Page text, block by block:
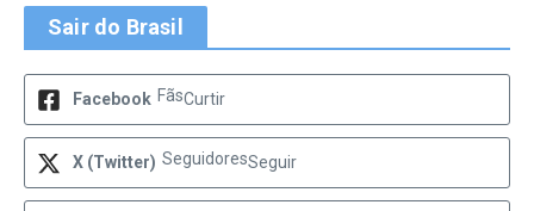
Sair do Brasil
Facebook FãsCurtir
X (Twitter) SeguidoresSeguir